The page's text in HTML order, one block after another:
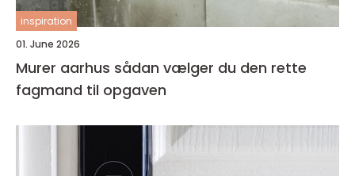
inspiration
01. June 2026
Murer aarhus sådan vælger du den rette
fagmand til opgaven